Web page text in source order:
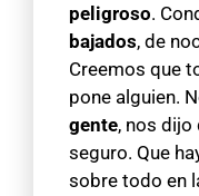
peligroso.
bajados, de
Creemos que
pone alguien.
gente, nos dijo
seguro. Que
sobre todo en